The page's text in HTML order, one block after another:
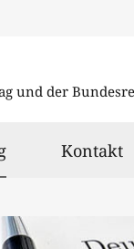
und der
ausgewählt
Kontakt